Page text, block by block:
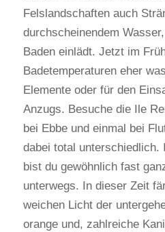
Felslandschaften auch
durchscheinendem
Baden einlädt. Jetzt im
Badetemperaturen eher
Elemente oder für den
Anzugs. Besuche die Ile
bei Ebbe und einmal bei
dabei total unterschiedlich.
bist du gewöhnlich fast
unterwegs. In dieser Zeit
weichen Licht der
orange und, zahlreiche